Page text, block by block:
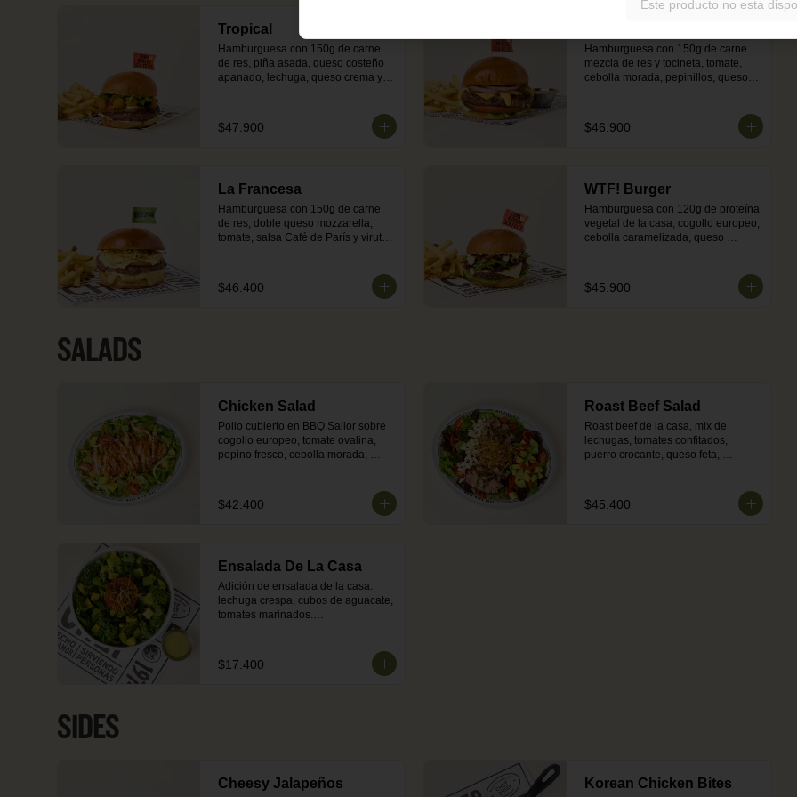
Tropical
Hamburguesa con 150g de carne
de res, piña asada, queso costeño
apanado, lechuga, queso crema y
acompañamiento de papas o
ensalada.
$47.900
Hamburguesa con 150g de carne
mezcla de res y tocineta, tomate,
cebolla morada, pepinillos, queso
en mantequilla. Incluye
acompañamiento de papas o
$46.900
La Francesa
Hamburguesa con 150g de carne
de res, doble queso mozzarella,
tomate, salsa Café de París y viruta
acompañamiento de papas o
ensalada.
$46.400
WTF! Burger
Hamburguesa con 120g de proteína
vegetal de la casa, cogollo europeo,
cebolla caramelizada, queso
dorado en mantequilla. Incluye
acompañamiento de papas o
$45.900
SALADS
Chicken Salad
Pollo cubierto en BBQ Sailor sobre
cogollo europeo, tomate ovalina,
pepino fresco, cebolla morada,
de queso azul.
$42.400
Roast Beef Salad
Roast beef de la casa, mix de
lechugas, tomates confitados,
puerro crocante, queso feta,
$45.400
Ensalada De La Casa
Adición de ensalada de la casa.
lechuga crespa, cubos de aguacate,
tomates marinados.
$17.400
SIDES
Cheesy Jalapeños Korean Chicken Bites
Este producto no esta